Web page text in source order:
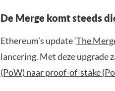
De Merge komt steeds
Ethereum’s update ‘The
lancering. Met deze upgrade
(PoW) naar proof-of-stake